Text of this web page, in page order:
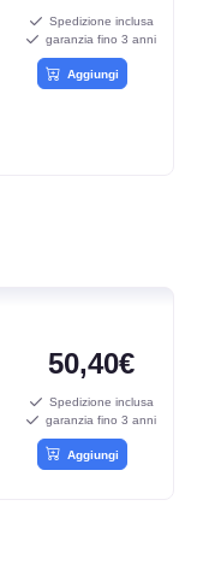
Spedizione inclusa
garanzia fino 3 anni
Aggiungi
50,40€
Spedizione inclusa
garanzia fino 3 anni
Aggiungi